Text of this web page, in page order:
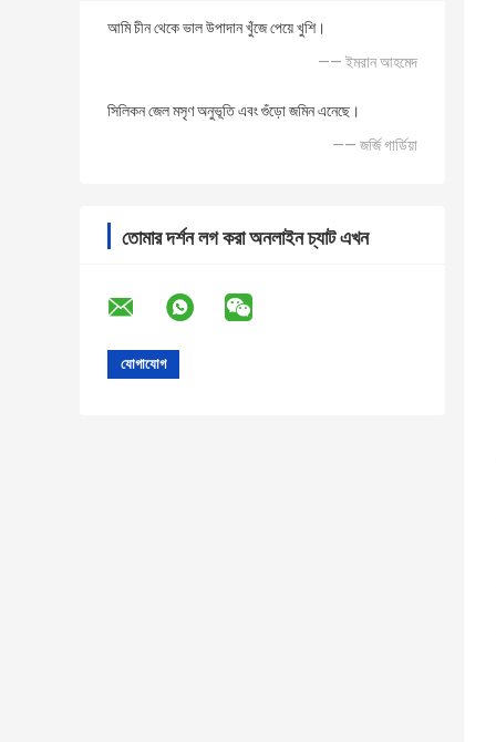
আমি চীন থেকে ভাল উপাদান খুঁজে পেয়ে খুশি।
—— ইমরান আহমেদ
সিলিকন জেল মসৃণ অনুভূতি এবং গুঁড়ো জমিন এনেছে।
—— জর্জি গার্ডিয়া
তোমার দর্শন লগ করা অনলাইন চ্যাট এখন